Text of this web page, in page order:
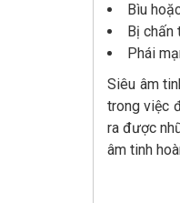
Bìu
Bị chấn
Phái
Siêu âm
trong việc
ra được
âm tinh